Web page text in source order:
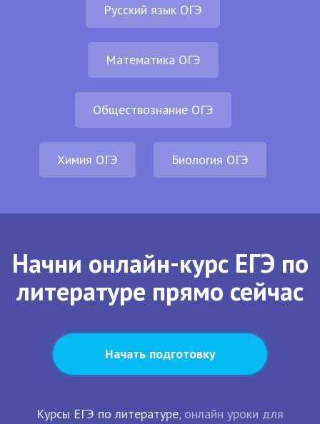
Русский язык ОГЭ
Математика ОГЭ
Обществознание ОГЭ
Химия ОГЭ Биология ОГЭ
Начни онлайн-курс ЕГЭ по
литературе прямо сейчас
Начать подготовку
Курсы ЕГЭ по литературе, онлайн уроки для